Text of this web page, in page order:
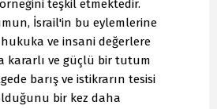
teşkil etmektedir.
İsrail'in bu eylemlerine
ve insani değerlere
kararlı ve güçlü bir tutum
barış ve istikrarın tesisi
bir kez daha